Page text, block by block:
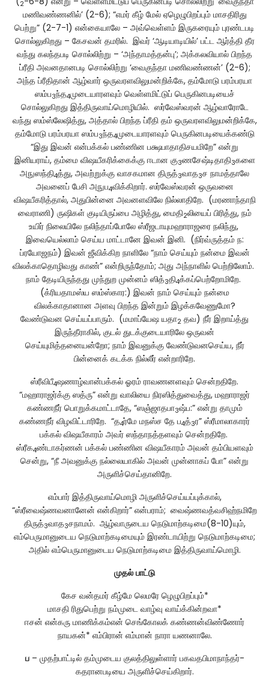
2
மணிவண்ணனில்’ (2-6); “எமர் கீழ் மேல் ஏழெழுபிறப்பும் மாசதிரிது
பெற்று” (2-7-1) என்கையாலே – அவ்வெள்ளம் இருகரையும் புரண்டபடி
சொல்லுகிறது – கேசவன் தமரில். இவர் ‘ஆடியாடியில்’ பட்ட ஆர்த்தி தீர
வந்து கலந்தபடி சொல்லிற்று – ‘அந்தாமத்தன்பு’; அக்கலவியால் பிறந்த
ப்ரீதி அவனதானபடி சொல்லிற்று ‘வைகுந்தா மணிவண்ணன்’ (2-6);
அந்த ப்ரீதிதான் ஆழ்வார் ஒருவரளவிலுமன்றிக்கே, தம்மோடு பரம்பரயா
ஸம்ப3ந்த4முடையாரளவும் வெள்ளமிட்டுப் பெருகினபடியைச்
சொல்லுகிறது இத்திருவாய்மொழியில். ஸர்வேஸ்வரன் ஆழ்வாரோடே
வந்து ஸம்ஸ்லேஷித்து, அத்தால் பிறந்த ப்ரீதி தம் ஒருவரளவிலுமன்றிக்கே,
தம்மோடு பரம்பரயா ஸம்ப3ந்த4முடையாரளவும் பெருகினபடியைக்கண்டு
“இது இவன் என்பக்கல் பண்ணின பக்ஷபாதாதிசயமிறே” என்று
இனியராய், தம்மை விஷயீகரிக்கைக்கு ஈடான கு3ணசேஷ்டிதாதி3களை
அநுஸந்தி4த்து, அவற்றுக்கு வாசகமான திருத்3வாத3ச நாமத்தாலே
அவனைப் பேசி அநுப4விக்கிறார். ஸர்வேஸ்வரன் ஒருவனை
விஷயீகரித்தால், அதுபின்னை அவனளவிலே நில்லாதிறே. (மரணாந்தாநி
வைராணி) ருஷிகள் குடியிருப்பை அழித்து, மைதி2லியைப் பிரித்து, நம்
உயிர் நிலையிலே நலிந்தாப்போலே ஸ்ரீஜடாயுமஹாராஜரை நலிந்து,
இவையெல்லாம் செய்ய மாட்டானே இவன் இனி. (நிர்வ்ருத்தம் ந:
ப்ரயோஜநம்) இவன் ஜீவிக்கிற நாளிலே “நாம் செய்யும் நன்மை இவன்
விலக்காதொழிவது காண்” என்றிருந்தோம்; அது அந்நாளில் பெற்றிலோம்.
நாம் தேடியிருந்தது முந்துற முன்னம் ஸித்3தி4க்கப்பெற்றோமிறே.
(க்ரியதாமஸ்ய ஸம்ஸ்கார:) இவன் நாம் செய்யும் நன்மை
விலக்காதானான அளவு பிறந்த இன்றும் இழக்கவேணுமோ?
வேண்டுவன செய்யப்பாரும். (மமாப்யேஷ யதா2 தவ) நீர் இறாய்த்து
இருந்தீராகில், குடல் துடக்குடையாரிலே ஒருவன்
செய்யுமித்தனையன்றோ; நாம் இவனுக்கு வேண்டுவனசெய்ய, நீர்
பின்னைக் கடக்க நில்லீர் என்றாரிறே.
ஸ்ரீவிபீ4ஷணாழ்வான்பக்கல் ஓரம் ராவணனளவும் சென்றதிறே.
“மஹாராஜர்க்கு ஸத்ரு” என்று வாலியை நிரஸித்துவைத்து, மஹாராஜர்
கண்ணநீர் பொறுக்கமாட்டாதே, “ஸஞ்ஜாதபா3ஷ்ப:” என்று தாமும்
கண்ணநீர் விழவிட்டாரிறே. “த4ர்மே மநஸ்ச தே ப4த்3ர” ஸ்ரீமாலாகாரர்
பக்கல் விஷயீகாரம் அவர் ஸந்தாநத்தளவும் சென்றதிறே.
ஸ்ரீக4ண்டாகர்ணன் பக்கல் பண்ணின விஷயீகாரம் அவன் தம்பியளவும்
சென்று, “நீ அவனுக்கு நல்லையாகில் அவன் முன்னாகப் போ” என்று
அருளிச்செய்தானிறே.
எம்பார் இத்திருவாய்மொழி அருளிச்செய்யப்புக்கால்,
“ஸ்ரீவைஷ்ணவனானேன் என்கிறார்” என்பராம்; வைஷ்ணவத்வசிஹ்நமிறே
திருத்3வாத3சநாமம். ஆழ்வாருடைய நெடுமாற்கடிமை(8-10)யும்,
எம்பெருமானுடைய நெடுமாற்கடிமையும் இரண்டாயிற்று நெடுமாற்கடிமை;
அதில் எம்பெருமானுடைய நெடுமாற்கடிமை இத்திருவாய்மொழி.
முதல் பாட்டு
கேச வன்தமர் கீழ்மே லெமரே ழெழுபிறப்பும்*
மாசதி ரிதுபெற்று நம்முடை வாழ்வு வாய்க்கின்றவா*
ஈசன் என்கரு மாணிக்கம்என் செங்கோலக் கண்ணன்விண்ணோர்
நாயகன்* எம்பிரான் எம்மான் நாரா யணனாலே.
ப– முதற்பாட்டில் தம்முடைய குலத்திலுள்ளார் பகவதபிமாநாந்தர்-
கதரானபடியை அருளிச்செய்கிறார்.